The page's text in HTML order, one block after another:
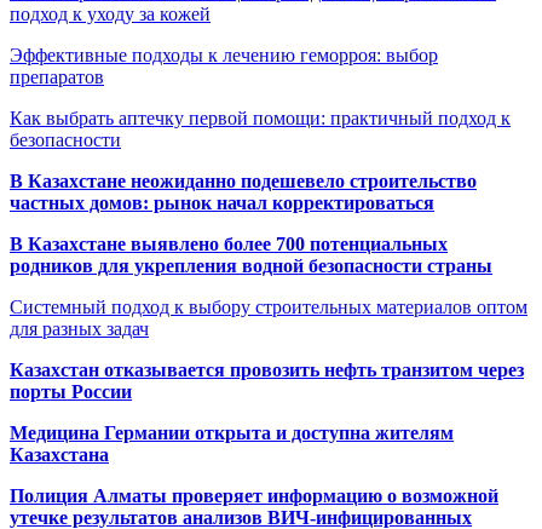
подход к уходу за кожей
Эффективные подходы к лечению геморроя: выбор
препаратов
Как выбрать аптечку первой помощи: практичный подход к
безопасности
В Казахстане неожиданно подешевело строительство
частных домов: рынок начал корректироваться
В Казахстане выявлено более 700 потенциальных
родников для укрепления водной безопасности страны
Системный подход к выбору строительных материалов оптом
для разных задач
Казахстан отказывается провозить нефть транзитом через
порты России
Медицина Германии открыта и доступна жителям
Казахстана
Полиция Алматы проверяет информацию о возможной
утечке результатов анализов ВИЧ-инфицированных